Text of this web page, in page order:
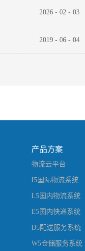
2026 - 02 - 03
2019 - 06 - 04
产品方案
物流云平台
I5国际物流系统
L5国内物流系统
E5国内快递系统
D5配送服务系统
W5仓储服务系统